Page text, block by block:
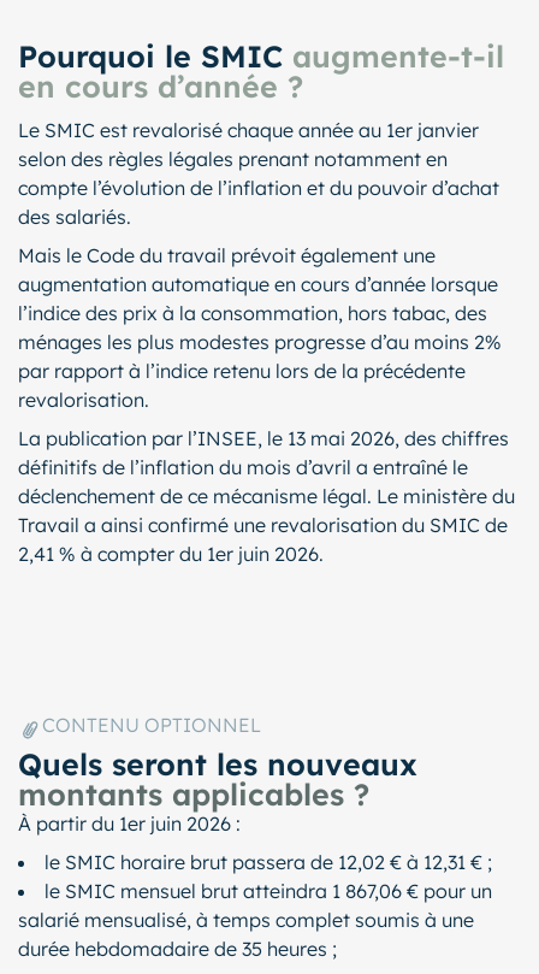
Pourquoi le SMIC augmente-t-il
en cours d’année ?
Le SMIC est revalorisé chaque année au 1er janvier
selon des règles légales prenant notamment en
compte l’évolution de l’inflation et du pouvoir d’achat
des salariés.
Mais le Code du travail prévoit également une
augmentation automatique en cours d’année lorsque
l’indice des prix à la consommation, hors tabac, des
ménages les plus modestes progresse d’au moins 2%
par rapport à l’indice retenu lors de la précédente
revalorisation.
La publication par l’INSEE, le 13 mai 2026, des chiffres
définitifs de l’inflation du mois d’avril a entraîné le
déclenchement de ce mécanisme légal. Le ministère du
Travail a ainsi confirmé une revalorisation du SMIC de
2,41 % à compter du 1er juin 2026.
CONTENU OPTIONNEL
Quels seront les nouveaux
montants applicables ?
À partir du 1er juin 2026 :
le SMIC horaire brut passera de 12,02 € à 12,31 € ;
le SMIC mensuel brut atteindra 1 867,06 € pour un
salarié mensualisé, à temps complet soumis à une
durée hebdomadaire de 35 heures ;